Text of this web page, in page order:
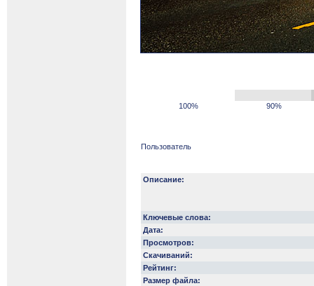
100% 90%
Пользователь
Описание:
Ключевые слова:
Дата:
Просмотров:
Скачиваний:
Рейтинг:
Размер файла: